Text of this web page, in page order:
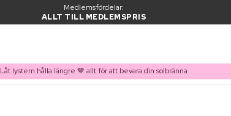
Medlemsfördelar:
ALLT TILL MEDLEMSPRIS
Låt lystern hålla längre 🤎 allt för att bevara din solbränna